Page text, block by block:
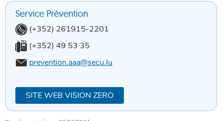
Service Prévention
Téléphone:
(+352) 261915-2201
Fax:
(+352) 49 53 35
Email:
prevention.aaa@secu.lu
SITE WEB VISION ZERO